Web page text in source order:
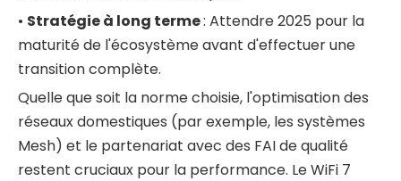
• Stratégie à long terme: Attendre 2025 pour la
maturité de l'écosystème avant d'effectuer une
transition complète.
Quelle que soit la norme choisie, l'optimisation des
réseaux domestiques (par exemple, les systèmes
Mesh) et le partenariat avec des FAI de qualité
restent cruciaux pour la performance. Le WiFi 7